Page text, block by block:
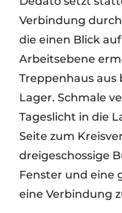
Verbindung
die einen Blick
Arbeitsebene
Treppenhaus aus
Lager. Schmale
Tageslicht in die
Seite zum
dreigeschossige
Fenster und eine
eine Verbindung